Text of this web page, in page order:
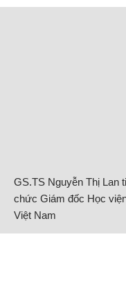
GS.TS Nguyễn Thị Lan
chức Giám đốc Học
Việt Nam